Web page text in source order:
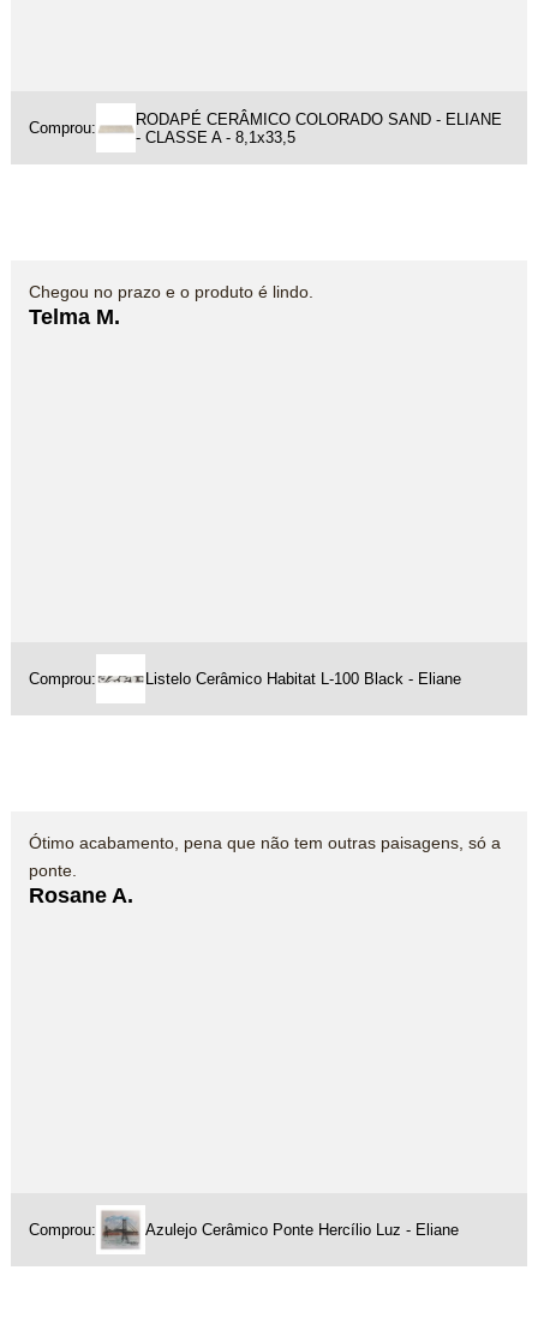
Comprou:
RODAPÉ CERÂMICO COLORADO SAND - ELIANE
- CLASSE A - 8,1x33,5
Chegou no prazo e o produto é lindo.
Telma M.
Comprou: Listelo Cerâmico Habitat L-100 Black - Eliane
Ótimo acabamento, pena que não tem outras paisagens, só a
ponte.
Rosane A.
Comprou: Azulejo Cerâmico Ponte Hercílio Luz - Eliane